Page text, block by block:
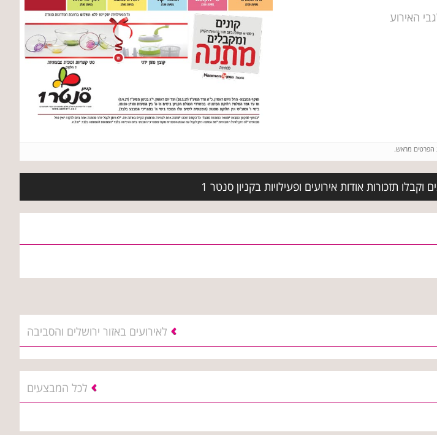
האירוע
הפרטים מראש.
תזכורות אודות אירועים ופעילויות בקניון סנטר 1
לאירועים באזור ירושלים והסביבה
לכל המבצעים